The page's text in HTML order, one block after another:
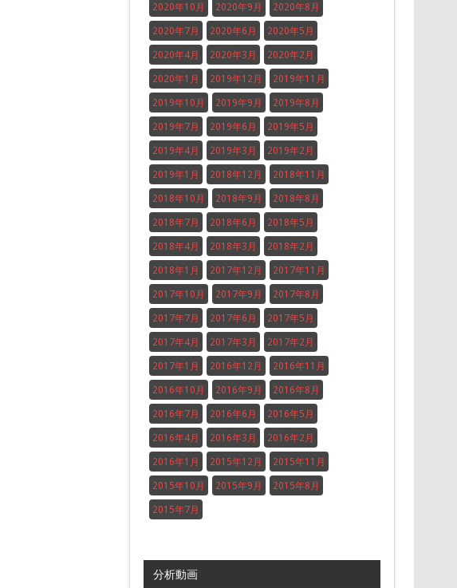
2020年10月 2020年9月 2020年8月
2020年7月 2020年6月 2020年5月
2020年4月 2020年3月 2020年2月
2020年1月 2019年12月 2019年11月
2019年10月 2019年9月 2019年8月
2019年7月 2019年6月 2019年5月
2019年4月 2019年3月 2019年2月
2019年1月 2018年12月 2018年11月
2018年10月 2018年9月 2018年8月
2018年7月 2018年6月 2018年5月
2018年4月 2018年3月 2018年2月
2018年1月 2017年12月 2017年11月
2017年10月 2017年9月 2017年8月
2017年7月 2017年6月 2017年5月
2017年4月 2017年3月 2017年2月
2017年1月 2016年12月 2016年11月
2016年10月 2016年9月 2016年8月
2016年7月 2016年6月 2016年5月
2016年4月 2016年3月 2016年2月
2016年1月 2015年12月 2015年11月
2015年10月 2015年9月 2015年8月
2015年7月
分析動画